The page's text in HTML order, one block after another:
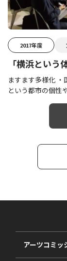
2017年度
「横浜とい
ますます多様化 ・
という都市の個性
アーツコミッ